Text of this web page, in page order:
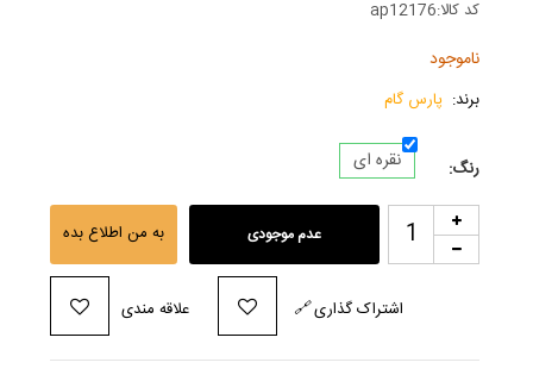
کد کالا:ap12176
ناموجود
برند: پارس گام
رنگ: نقره ای
عدم موجودی به من اطلاع بده
علاقه مندی 🔗اشتراک گذاری